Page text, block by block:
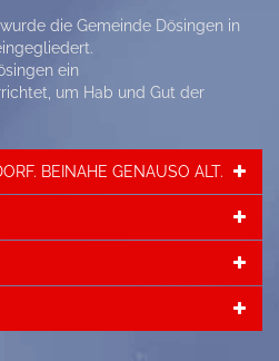
die Gemeinde Dösingen in
ein
um Hab und Gut der
BEINAHE GENAUSO ALT.